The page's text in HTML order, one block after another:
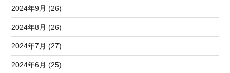
2024年9月 (26)
2024年8月 (26)
2024年7月 (27)
2024年6月 (25)